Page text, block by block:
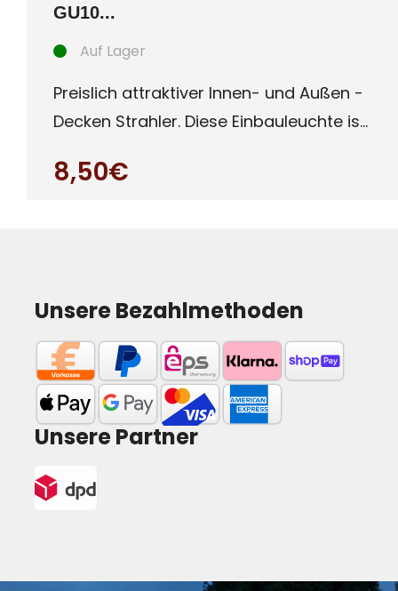
GU10...
Auf Lager
Preislich attraktiver Innen- und Außen -
Decken Strahler. Diese Einbauleuchte ist
8,50€
Unsere Bezahlmethoden
Unsere Partner